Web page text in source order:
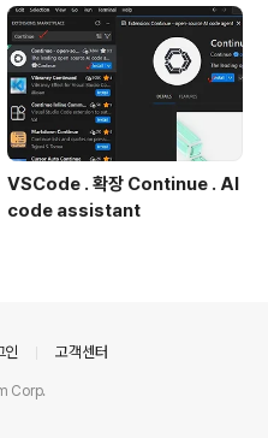
VSCode . 확장 Continue . AI
code assistant
인 고객센터
Corp.